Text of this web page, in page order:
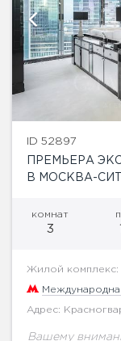
ID 52897
ПРЕМЬЕРА
В МОСКВА-
комнат
3
Жилой комплекс:
Адрес:
Вашему